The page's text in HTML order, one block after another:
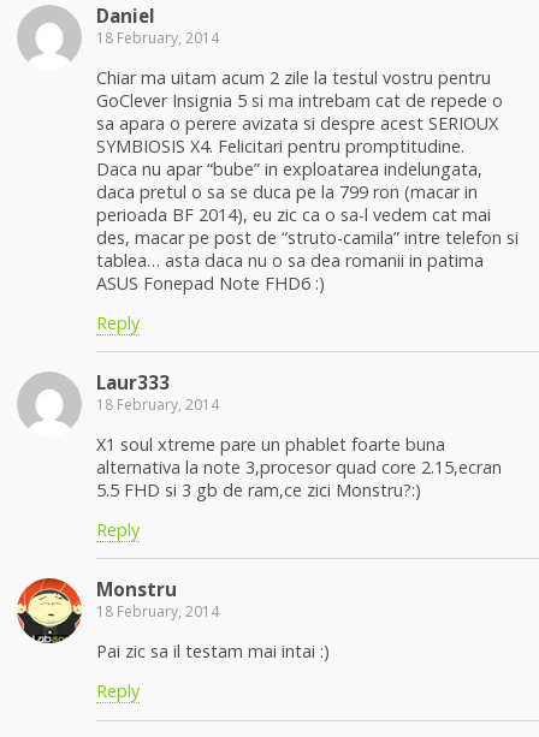
Daniel
18 February, 2014
Chiar ma uitam acum 2 zile la testul vostru pentru
GoClever Insignia 5 si ma intrebam cat de repede o
sa apara o perere avizata si despre acest SERIOUX
SYMBIOSIS X4. Felicitari pentru promptitudine.
Daca nu apar “bube” in exploatarea indelungata,
daca pretul o sa se duca pe la 799 ron (macar in
perioada BF 2014), eu zic ca o sa-l vedem cat mai
des, macar pe post de “struto-camila” intre telefon si
tablea… asta daca nu o sa dea romanii in patima
ASUS Fonepad Note FHD6 :)
Reply
Laur333
18 February, 2014
X1 soul xtreme pare un phablet foarte buna
alternativa la note 3,procesor quad core 2.15,ecran
5.5 FHD si 3 gb de ram,ce zici Monstru?:)
Reply
Monstru
18 February, 2014
Pai zic sa il testam mai intai :)
Reply